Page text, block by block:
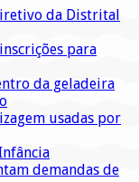
da Distrital
para
da geladeira
usadas por
demandas de